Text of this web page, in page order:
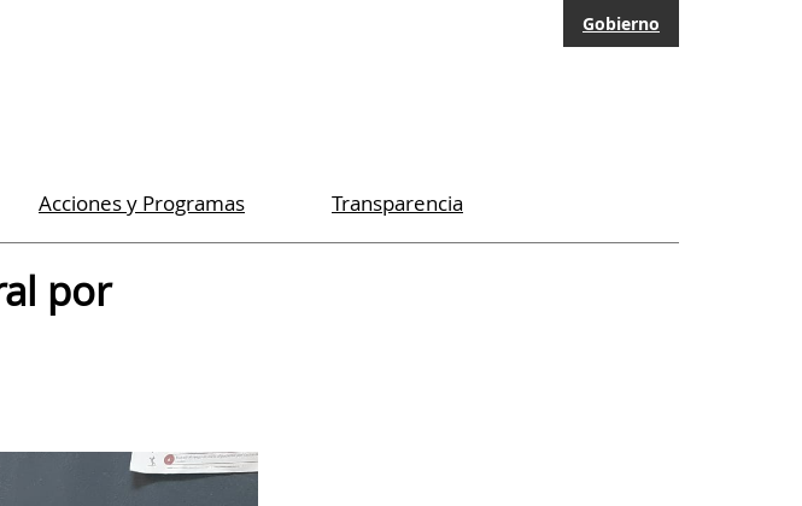
Gobierno
Acciones y Programas Transparencia
por